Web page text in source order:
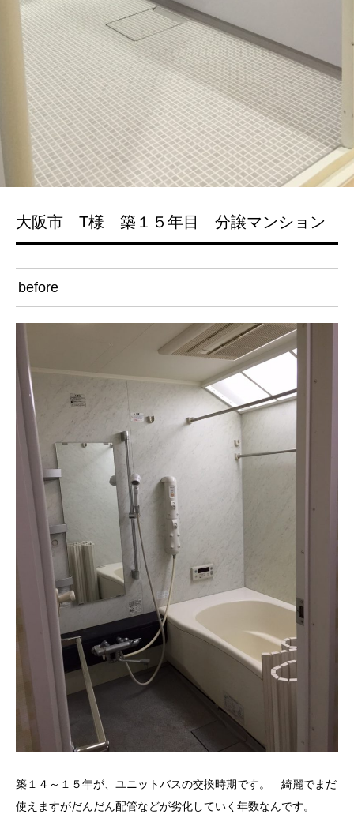
大阪市 T様 築１５年目 分譲マンション
before
築１４～１５年が、ユニットバスの交換時期です。 綺麗でまだ
使えますがだんだん配管などが劣化していく年数なんです。